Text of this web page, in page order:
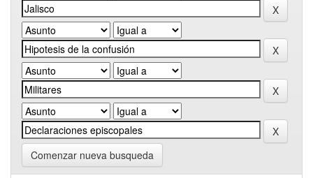
Comenzar nueva busqueda